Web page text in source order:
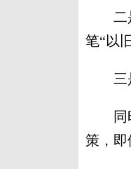
二是
笔“以
三是
同时
策，即